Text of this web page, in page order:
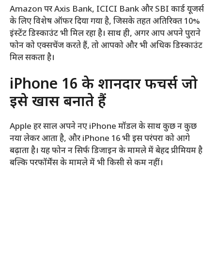
Amazon पर Axis Bank, ICICI Bank और SBI कार्ड यूजर्स
के लिए विशेष ऑफर दिया गया है, जिसके तहत अतिरिक्त 10%
इंस्टेंट डिस्काउंट भी मिल रहा है। साथ ही, अगर आप अपने पुराने
फोन को एक्सचेंज करते हैं, तो आपको और भी अधिक डिस्काउंट
मिल सकता है।
iPhone 16 के शानदार फीचर्स जो
इसे खास बनाते हैं
Apple हर साल अपने नए iPhone मॉडल के साथ कुछ न कुछ
नया लेकर आता है, और iPhone 16 भी इस परंपरा को आगे
बढ़ाता है। यह फोन न सिर्फ डिजाइन के मामले में बेहद प्रीमियम है
बल्कि परफॉर्मेंस के मामले में भी किसी से कम नहीं।